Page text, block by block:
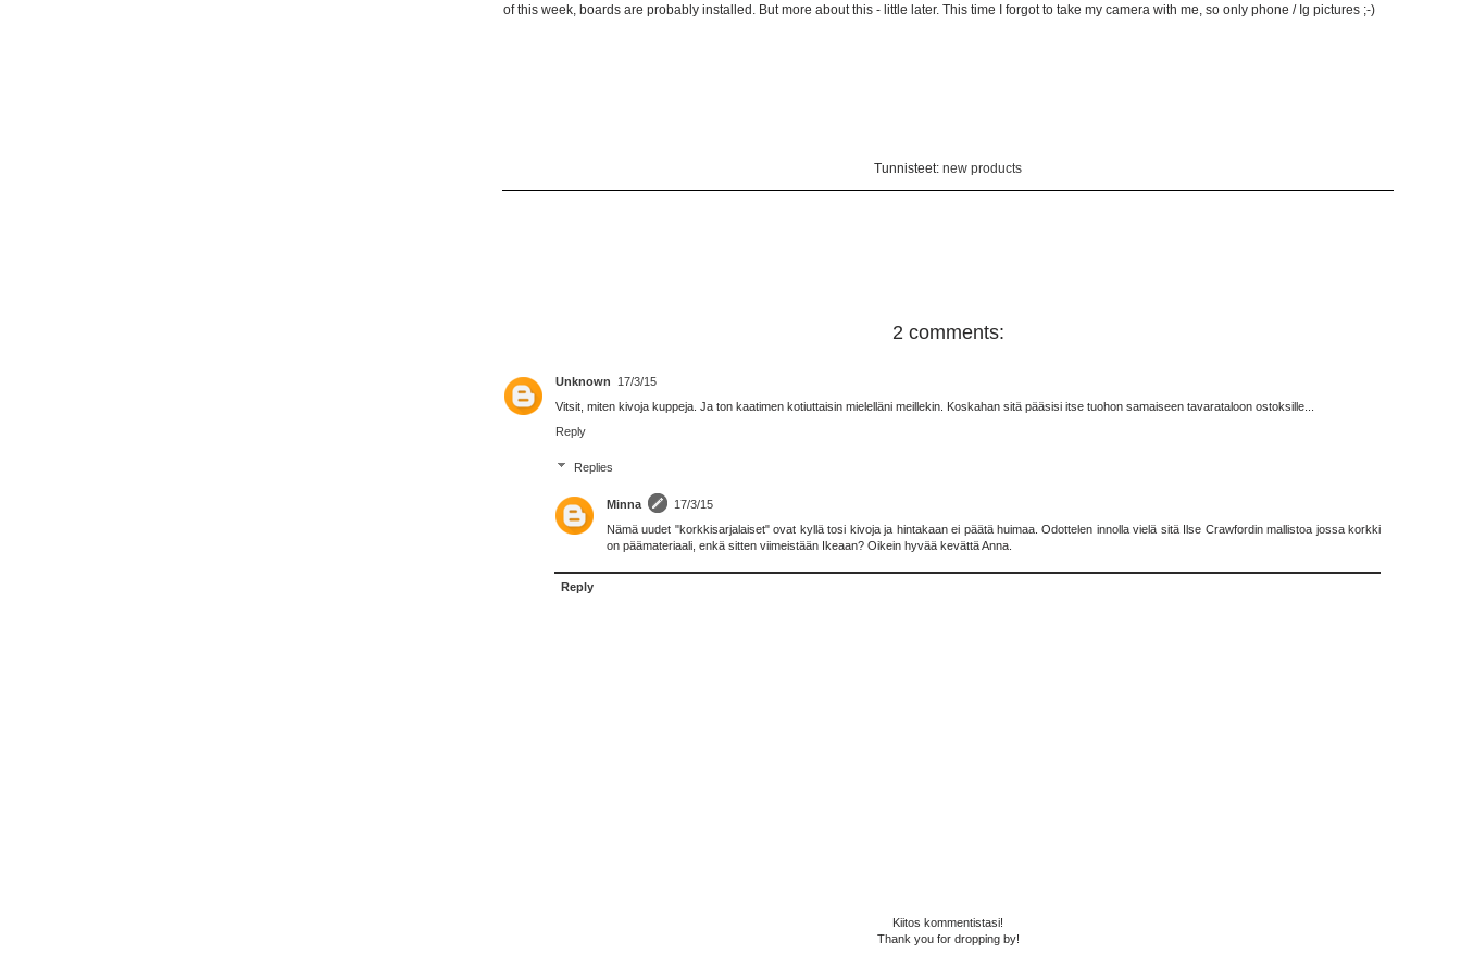
of this week, boards are probably installed. But more about this - little later. This time I forgot to take my camera with me, so only phone / Ig pictures ;-)
Tunnisteet: new products
2 comments:
Unknown
17/3/15
Vitsit, miten kivoja kuppeja. Ja ton kaatimen kotiuttaisin mielelläni meillekin. Koskahan sitä pääsisi itse tuohon samaiseen tavarataloon ostoksille...
Reply
Replies
Minna
17/3/15
Nämä uudet "korkkisarjalaiset" ovat kyllä tosi kivoja ja hintakaan ei päätä huimaa. Odottelen innolla vielä sitä Ilse Crawfordin mallistoa jossa korkki
on päämateriaali, enkä sitten viimeistään Ikeaan? Oikein hyvää kevättä Anna.
Reply
Kiitos kommentistasi!
Thank you for dropping by!